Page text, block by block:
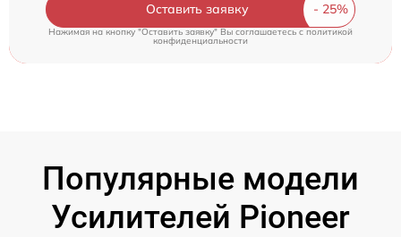
Оставить заявку
Нажимая на кнопку "Оставить заявку" Вы соглашаетесь cполитикой
конфиденциальности
Популярные модели
Усилителей Pioneer